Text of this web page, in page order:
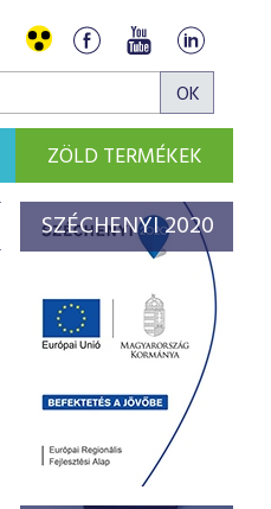
ZÖLD TERMÉKEK
SZÉCHENYI 2020